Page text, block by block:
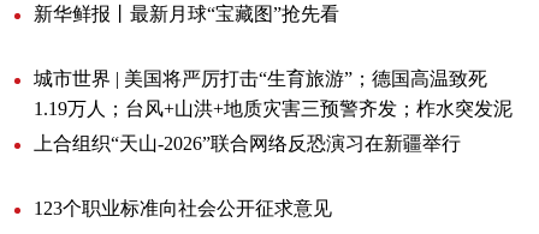
新华鲜报丨最新月球“宝藏图”抢先看
城市世界|美国将严厉打击“生育旅游”；德国高温致死
1.19万人；台风+山洪+地质灾害三预警齐发；柞水突发泥
石流致1人死亡2人失联
上合组织“天山-2026”联合网络反恐演习在新疆举行
123个职业标准向社会公开征求意见